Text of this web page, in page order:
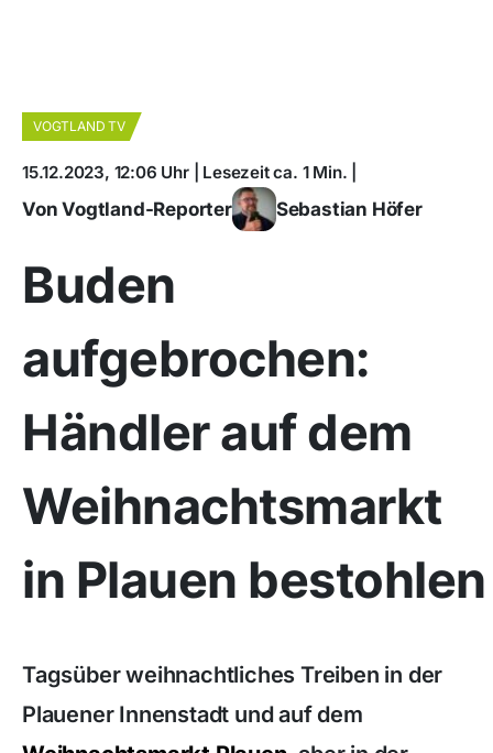
VOGTLAND TV
15.12.2023, 12:06 Uhr | Lesezeit ca. 1 Min. |
Von Vogtland-Reporter Sebastian Höfer
Buden
aufgebrochen:
Händler auf dem
Weihnachtsmarkt
in Plauen bestohlen
Tagsüber weihnachtliches Treiben in der
Plauener Innenstadt und auf dem